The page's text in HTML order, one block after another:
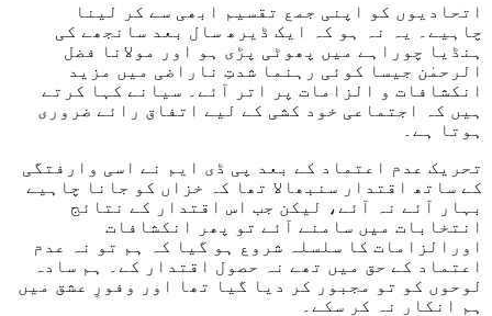
اتحادیوں کو اپنی جمع تقسیم ابھی سے کر لینا
چاہیے۔ یہ نہ ہو کہ ایک ڈیرھ سال بعد سانجھے کی
ہنڈیا چوراہے میں پھوٹی پڑی ہو اور مولانا فضل
الرحمٰن جیسا کوئی رہنما شدتِ ناراضی میں مزید
انکشافات و الزامات پر اتر آئے۔ سیانے کہا کرتے
ہیں کہ اجتماعی خود کشی کے لیے اتفاق رائے ضروری
ہوتا ہے۔
تحریک عدم اعتماد کے بعد پی ڈی ایم نے اسی وارفتگی
کے ساتھ اقتدار سنبھالا تھا کہ خزاں کو جانا چاہیے
بہار آئے نہ آئے، لیکن جب اس اقتدار کے نتائج
انتخابات میں سامنے آئے تو پھر انکشافات
اورالزامات کا سلسلہ شروع ہو گیا کہ ہم تو نہ عدم
اعتماد کے حق میں تھے نہ حصول اقتدار کے۔ ہم سادہ
لوحوں کو تو مجبور کر دیا گیا تھا اور وفورِ عشق میں
ہم انکار نہ کر سکے۔